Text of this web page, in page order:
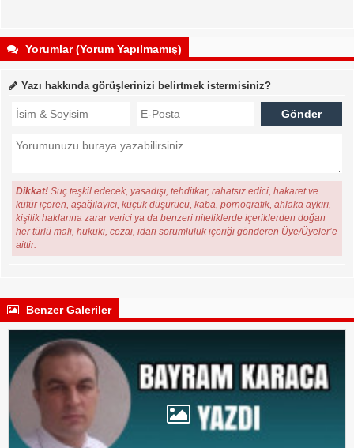
Yorumlar (Yorum Yapılmamış)
Yazı hakkında görüşlerinizi belirtmek istermisiniz?
Dikkat! Suç teşkil edecek, yasadışı, tehditkar, rahatsız edici, hakaret ve
küfür içeren, aşağılayıcı, küçük düşürücü, kaba, pornografik, ahlaka aykırı,
kişilik haklarına zarar verici ya da benzeri niteliklerde içeriklerden doğan
her türlü mali, hukuki, cezai, idari sorumluluk içeriği gönderen Üye/Üyeler’e
aittir.
Benzer Galeriler